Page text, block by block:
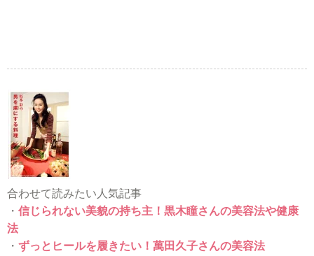
合わせて読みたい人気記事
・ 信じられない美貌の持ち主！黒木瞳さんの美容法や健康
法
・ ずっとヒールを履きたい！萬田久子さんの美容法